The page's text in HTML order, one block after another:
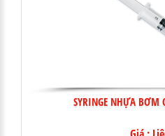
SYRINGE NHỰA BƠM